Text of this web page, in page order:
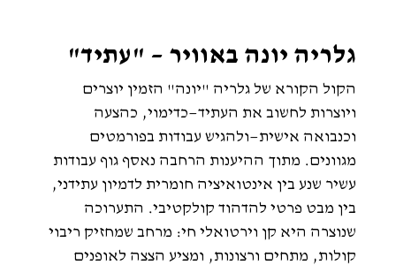
גלריה יונה באוויר – "עתיד"
הקול הקורא של גלריה "יונה" הזמין יוצרים
ויוצרות לחשוב את העתיד—כדימוי, כהצעה
וכנבואה אישית—ולהגיש עבודות בפורמטים
מגוונים. מתוך ההיענות הרחבה נאסף גוף עבודות
עשיר שנע בין אינטואיציה חומרית לדמיון עתידני,
בין מבט פרטי להדהוד קולקטיבי. התערוכה
שנוצרה היא קן וירטואלי חי: מרחב שמחזיק ריבוי
קולות, מתחים ורצונות, ומציע הצצה לאופנים